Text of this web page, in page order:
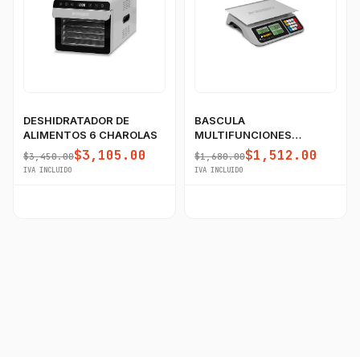
DESHIDRATADOR DE
ALIMENTOS 6 CHAROLAS
$3,450.00$3,105.00
IVA INCLUIDO
BASCULA
MULTIFUNCIONES
60KG/5GR RHINO CON
PUERTO USB
$1,680.00$1,512.00
IVA INCLUIDO